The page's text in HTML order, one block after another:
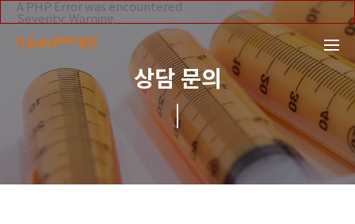
A PHP Error was encountered
Severity: Warning
Message: Invalid argument supplied for foreach()
Filename: _inc/header_body.php
Line Number: 108
Backtrace:
File:
/home/suction/public_html/application/views/mobile/
Line: 108
Function: _error_handler
File:
/home/suction/public_html/application/views/mobile/
Line: 295
Function: include
File:
/home/suction/public_html/application/core/
본문 바로가기
상담 문의